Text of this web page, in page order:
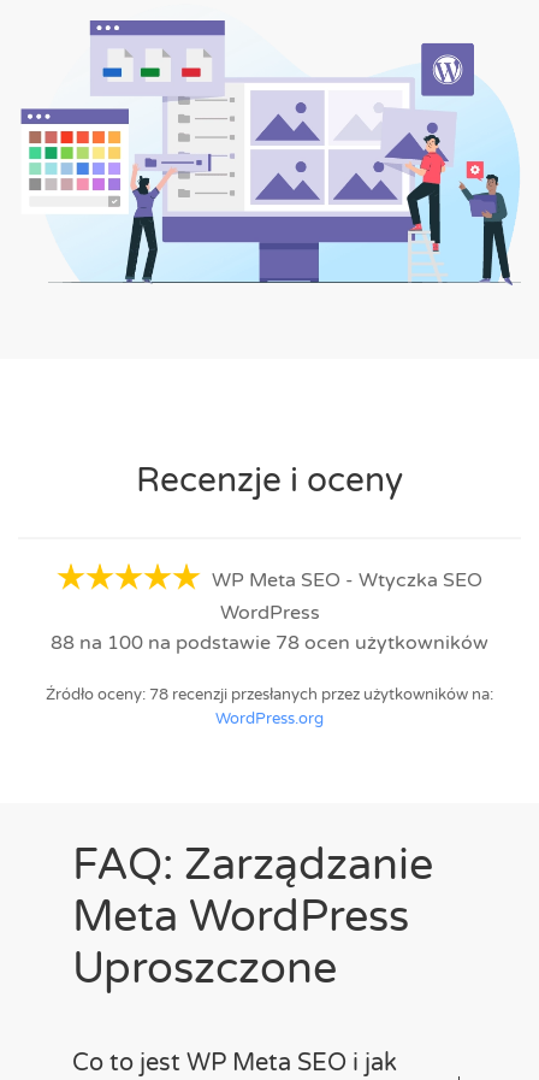
Recenzje i oceny
WP Meta SEO - Wtyczka SEO
WordPress
88 na 100 na podstawie 78 ocen użytkowników
Źródło oceny: 78 recenzji przesłanych przez użytkowników na:
WordPress.org
FAQ: Zarządzanie
Meta WordPress
Uproszczone
Co to jest WP Meta SEO i jak